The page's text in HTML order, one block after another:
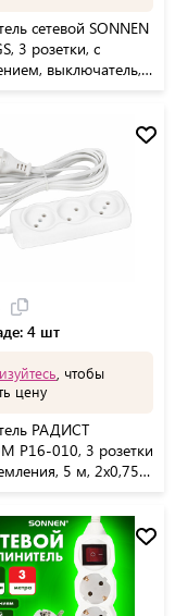
сетевой SONNEN
3 розетки, c
выключатель,
4 шт
, чтобы
цену
РАДИСТ
Р16-010, 3 розетки
5 м, 2х0,75